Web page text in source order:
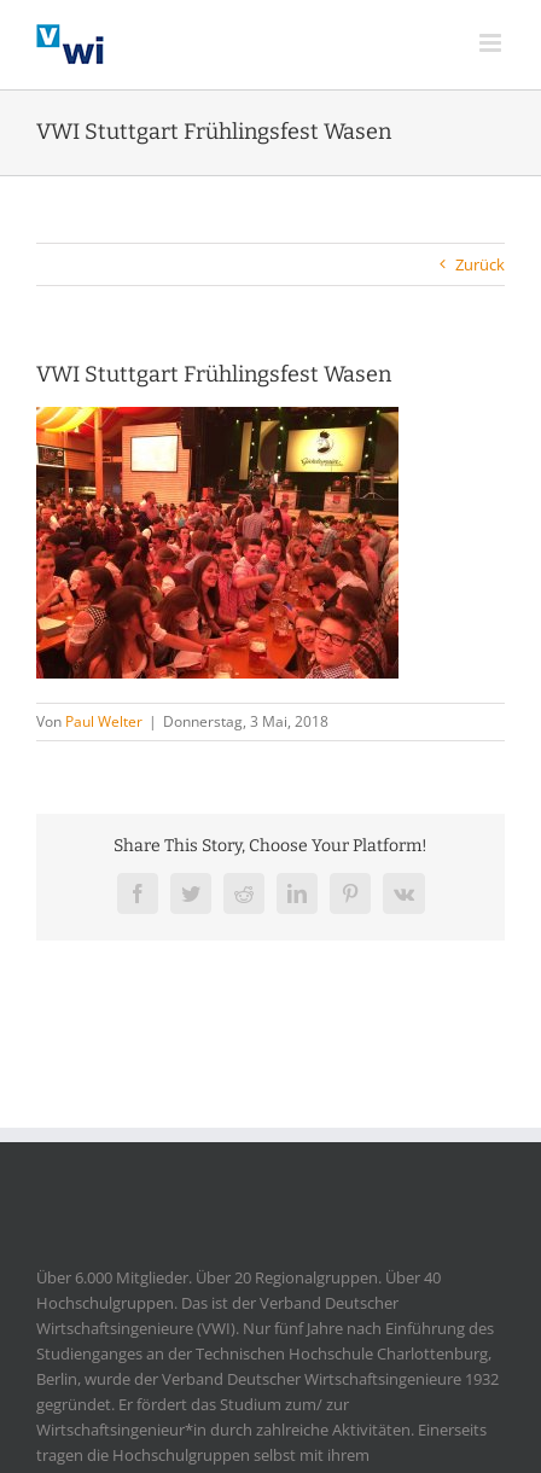
Inhalt
VWI Stuttgart Frühlingsfest Wasen
Zurück
VWI Stuttgart Frühlingsfest Wasen
Von Paul Welter | Donnerstag, 3 Mai, 2018
Share This Story, Choose Your Platform!
FacebookTwitterRedditLinkedInPinterest
Vk
Über 6.000 Mitglieder. Über 20 Regionalgruppen. Über 40
Hochschulgruppen. Das ist der Verband Deutscher
Wirtschaftsingenieure (VWI). Nur fünf Jahre nach Einführung des
Studienganges an der Technischen Hochschule Charlottenburg,
Berlin, wurde der Verband Deutscher Wirtschaftsingenieure 1932
gegründet. Er fördert das Studium zum/ zur
Wirtschaftsingenieur*in durch zahlreiche Aktivitäten. Einerseits
tragen die Hochschulgruppen selbst mit ihrem